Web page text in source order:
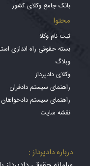
بانک جامع وکلای کشور
محتوا
ثبت نام وکلا
بسته حقوقی راه اندازی
وبلاگ
وکلای دادپرداز
راهنمای سیستم دادفران
راهنمای سیستم دادخواهان
نقشه سایت
درباره دادپرداز :